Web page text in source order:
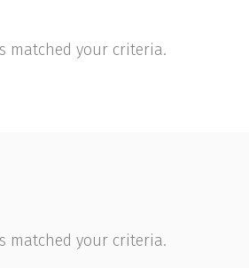
matched your criteria.
matched your criteria.